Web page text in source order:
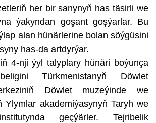
her bir sanynyň has täsirli we
ýakyndan goşant goşýarlar. Bu
alan hünärlerine bolan söýgüsini
has-da artdyrýar.
4-nji ýyl talyplary hünäri boýunça
Türkmenistanyň Döwlet
Döwlet muzeýinde we
Ylymlar akademiýasynyň Taryh we
geçýärler. Tejribelik